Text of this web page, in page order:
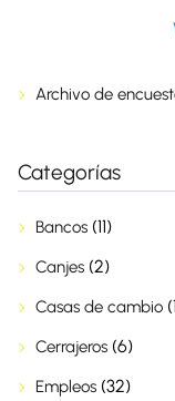
Archivo de
Categorías
Bancos (11)
Canjes (2)
Casas de cambio
Cerrajeros (6)
Empleos (32)